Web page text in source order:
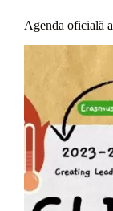
Agenda oficială